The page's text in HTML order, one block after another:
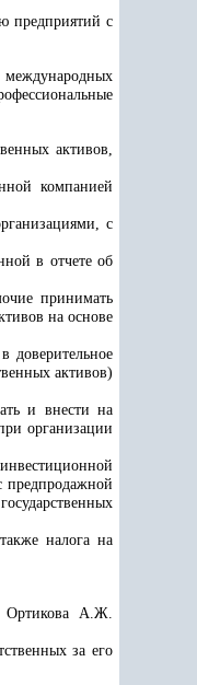
предприятий с
международных
активов,
компанией
с
в отчете об
принимать
на основе
доверительное
активов)
и внести на
организации
предпродажной
налога на
Ортикова А.Ж.
за его